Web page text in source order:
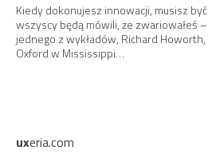
Kiedy dokonujesz innowacji, musisz
wszyscy będą mówili, że zwariowałeś
jednego z wykładów, Richard
Oxford w Mississippi…
uxeria.com